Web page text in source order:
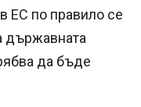
ЕС по правило се
държавната
да бъде